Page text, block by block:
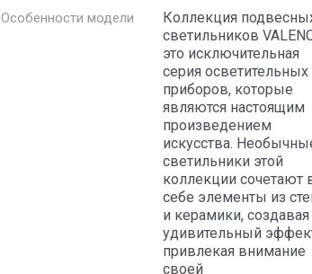
Особенности модели
Коллекция
светильников
это исключительная
серия осветительных
приборов, которые
являются настоящим
произведением
искусства.
светильники этой
коллекции сочетают
себе элементы из
и керамики, создавая
удивительный
привлекая внимание
своей